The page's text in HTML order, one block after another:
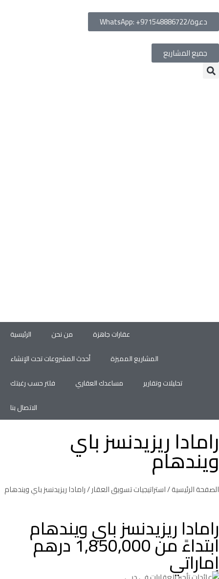
دعوة/WhatsApp: +971548886722
جميع المشاريع
الرئيسية من نحن
عقارات جاهزة
أحدث المشروعات تحت الإنشاء
المشاريع المميزة
فلتر حسب رغبتك
مساعدك العقاري
تحليلات وتقارير
الاتصال بنا
رامادا ريزيدنسز باي
ويندهام
الصفحة الرئيسية/استراتيجيات تسويق العقار/ رامادا ريزيدنسز باي ويندهام
رامادا ريزيدنسز باي ويندهام
ابتداءً من 1,850,000 درهم
إماراتي